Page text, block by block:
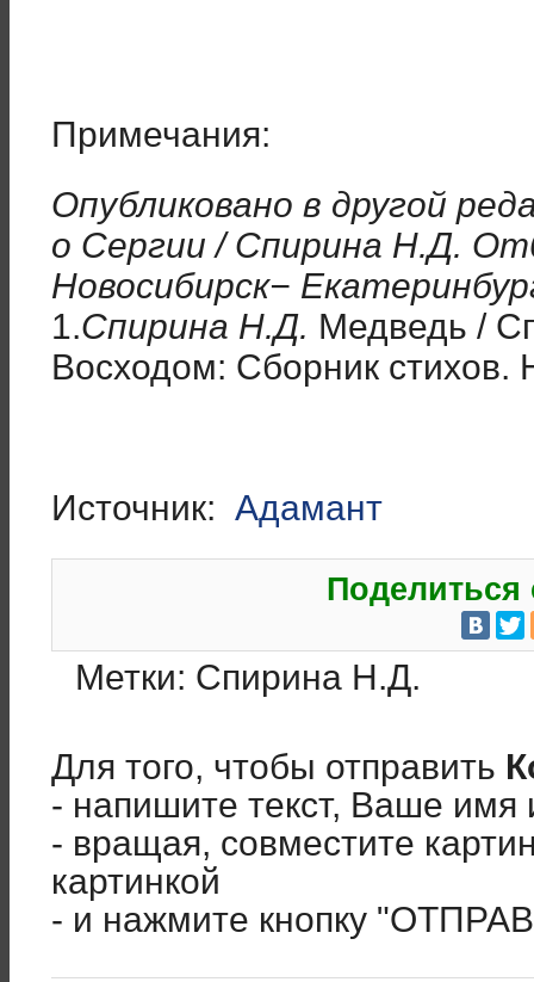
Примечания:
Опубликовано в другой
о Сергии / Спирина Н.Д.
Новосибирск−
1.Спирина Н.Д. Медведь /
Восходом: Сборник стихов.
Источник: Адамант
Поделиться
Метки: Спирина Н.Д.
Для того, чтобы отправить
- напишите текст, Ваше имя
- вращая, совместите
картинкой
- и нажмите кнопку